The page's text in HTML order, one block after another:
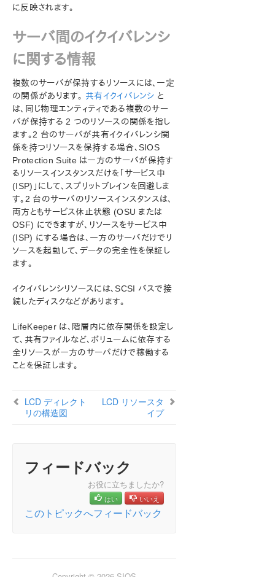
LCDI コマンド
LifeKeeper 通信マネージャ (LCM)
通信ステータス情報
メンテナンス作業
データレプリケーション
DataKeeper
トラブルシューティング
アプリケーションリカバリーキット
SIOS Protection Suite for Windows サポートマトリッ
クス
LifeKeeper Single Server Protection for Windows
LifeKeeper Single Server Protection for Windows
プロダクトライフサイクル
に反映されます。
サーバ間のイクイバレンシ
に関する情報
複数のサーバが保持するリソースには、一定
の関係があります。 共有イクイバレンシ と
は、同じ物理エンティティである複数のサー
バが保持する 2 つのリソースの関係を指し
ます。2 台のサーバが共有イクイバレンシ関
係を持つリソースを保持する場合、SIOS
Protection Suite は一方のサーバが保持す
るリソースインスタンスだけを「サービス中
(ISP)」にして、スプリットブレインを回避しま
す。2 台のサーバのリソースインスタンスは、
両方ともサービス休止状態 (OSU または
OSF) にできますが、リソースをサービス中
(ISP) にする場合は、一方のサーバだけでリ
ソースを起動して、データの完全性を保証し
ます。
イクイバレンシリソースには、SCSI バスで接
続したディスクなどがあります。
LifeKeeper は、階層内に依存関係を設定し
て、共有ファイルなど、ボリュームに依存する
全リソースが一方のサーバだけで稼働する
ことを保証します。
LCD ディレクト
リの構造図
LCD リソースタ
イプ
フィードバック
お役に立ちましたか?
はい いいえ
このトピックへフィードバック